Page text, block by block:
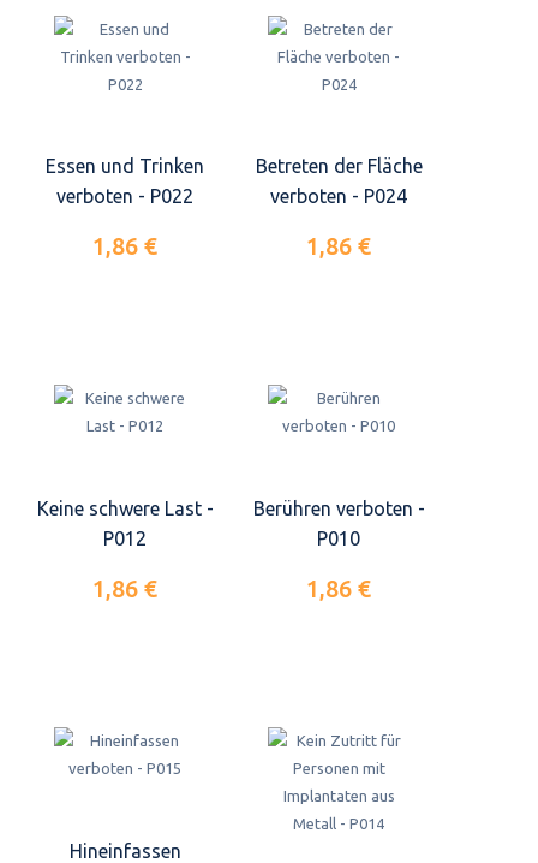
Essen und Trinken
verboten - P022
1,86 €
Betreten der Fläche
verboten - P024
1,86 €
Keine schwere Last -
P012
1,86 €
Berühren verboten -
P010
1,86 €
Hineinfassen